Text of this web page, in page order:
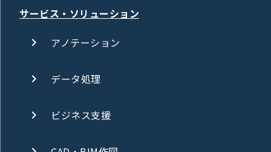
サービス・ソリューション
アノテーション
データ処理
ビジネス支援